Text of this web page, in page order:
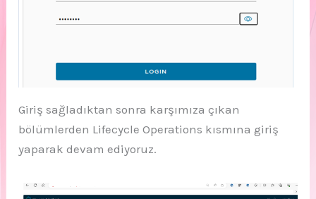
Giriş sağladıktan sonra karşımıza çıkan
bölümlerden Lifecycle Operations kısmına giriş
yaparak devam ediyoruz.